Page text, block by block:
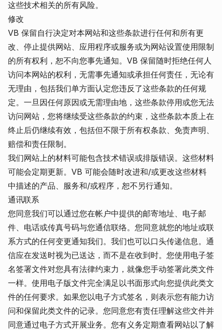
这些技术相关的所有风险。
修改
VB 保留自行决定对本网站和这些条款进行任何和所有更
改、停止提供网站、应用程序或服务或为网站设置使用限制
的所有权利，恕不向您事先通知。VB 保留随时拒绝任何人
访问本网站的权利，无需事先通知或承担任何责任，无论有
无理由，包括我们单方面认定您违反了这些条款的任何规
定。一旦因任何原因或无需理由地，这些条款停用或您无法
访问网站，您将继续受这些条款的约束，这些条款本质上在
终止后仍继续有效，包括但不限于所有权条款、免责声明、
赔偿和责任限制。
我们网站上的材料可能包含技术错误或排版错误。这些材料
可能会定期更新。VB 可能会随时改进和/或更改这些材料
中描述的产品、服务和/或程序，恕不另行通知。
通讯联系
您同意我们可以通过您在帐户中提供的邮寄地址、电子邮
件、电话或传真号码与您通信联络。您同意就您的地址或联
系方式的任何变更通知我们。我们也可以口头传递信息。通
信应在发送时视为已送达，而不是在收到时。您使用电子签
名签署文件对您具有法律约束力，就像您手动签署此类文件
一样。使用电子版文件完全满足以书面形式向您提供此类文
件的任何要求。如果您以电子方式签名，则表示您有能力访
问和保留此类文件的记录。您同意您有责任理解这些文件并
同意通过电子方式开展业务。您有义务定期查看网站以了解